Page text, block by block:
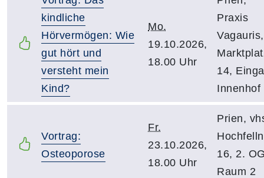
kindliche
Hörvermögen: Wie
gut hört und
versteht mein
Kind?
Mo.
19.10.2026,
18.00 Uhr
Praxis
Vagauris,
14,
Innenhof
Vortrag:
Osteoporose
Fr.
23.10.2026,
18.00 Uhr
Prien,
16, 2.
Raum 2